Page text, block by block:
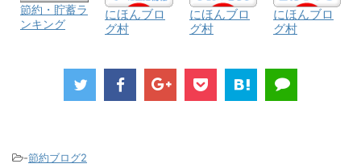
節約・貯蓄ラ
ンキング
にほんブロ
グ村
にほんブロ
グ村
にほんブロ
グ村
-節約ブログ2